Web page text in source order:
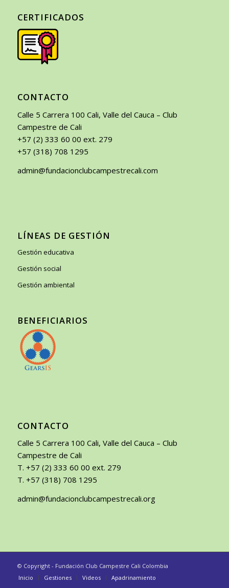
CERTIFICADOS
CONTACTO
Calle 5 Carrera 100 Cali, Valle del Cauca – Club
Campestre de Cali
+57 (2) 333 60 00 ext. 279
+57 (318) 708 1295
admin@fundacionclubcampestrecali.com
LÍNEAS DE GESTIÓN
Gestión educativa
Gestión social
Gestión ambiental
BENEFICIARIOS
CONTACTO
Calle 5 Carrera 100 Cali, Valle del Cauca – Club
Campestre de Cali
T. +57 (2) 333 60 00 ext. 279
T. +57 (318) 708 1295
admin@fundacionclubcampestrecali.org
© Copyright - Fundación Club Campestre Cali Colombia
Inicio
Gestiones Videos Apadrinamiento